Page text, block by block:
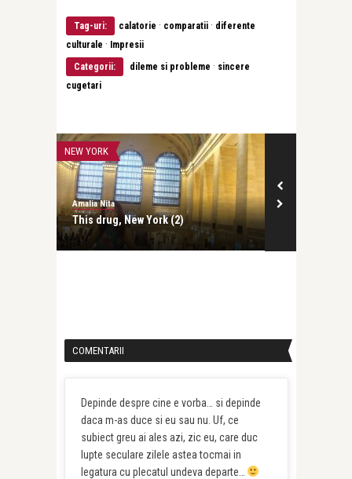
Tag-uri: calatorie · comparatii · diferente
culturale · Impresii
Categorii:
dileme si probleme · sincere
cugetari
NEW YORK
Amalia Nita
This drug, New York (2)
COMENTARII
Depinde despre cine e vorba… si depinde
daca m-as duce si eu sau nu. Uf, ce
subiect greu ai ales azi, zic eu, care duc
lupte seculare zilele astea tocmai in
legatura cu plecatul undeva departe…